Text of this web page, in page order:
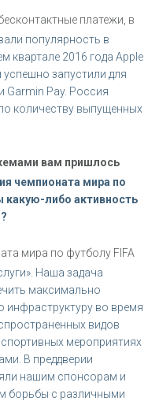
платежи, в
популярность в
квартале 2016 года Apple
запустили для
Garmin Pay. Россия
количеству выпущенных
вам пришлось
чемпионата мира по
какую-либо активность
мира по футболу FIFA
Наша задача
максимально
во время
видов
мероприятиях
В преддверии
нашим спонсорам и
борьбы с различными